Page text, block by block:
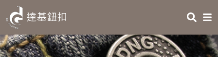
Skip to main content
ITEM 2
ITEM 3
ITEM 6
ITEM 7
達基鈕扣
Body